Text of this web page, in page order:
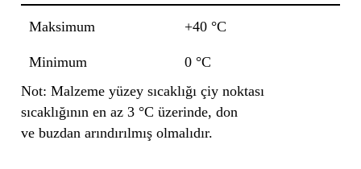
Maksimum +40 °C
Minimum
0 °C
Not: Malzeme yüzey sıcaklığı çiy noktası
sıcaklığının en az 3 °C üzerinde, don
ve buzdan arındırılmış olmalıdır.